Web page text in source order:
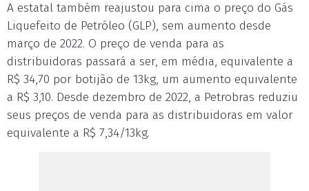
A estatal também reajustou para cima o preço do Gás
Liquefeito de Petróleo (GLP), sem aumento desde
março de 2022. O preço de venda para as
distribuidoras passará a ser, em média, equivalente a
R$ 34,70 por botijão de 13kg, um aumento equivalente
a R$ 3,10. Desde dezembro de 2022, a Petrobras reduziu
seus preços de venda para as distribuidoras em valor
equivalente a R$ 7,34/13kg.